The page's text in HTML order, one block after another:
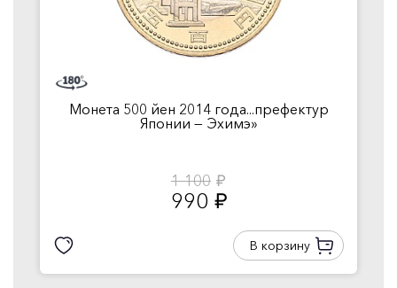
Монета 500 йен 2014 года...префектур
Японии — Эхимэ»
1 100 руб.
990 руб.
В корзину